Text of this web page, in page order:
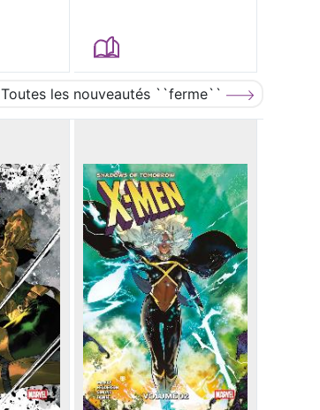
Toutes les nouveautés ``ferme``